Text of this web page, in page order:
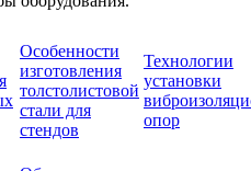
Особенности
изготовления
толстолистовой
стали для
стендов
Технологии
установки
опор